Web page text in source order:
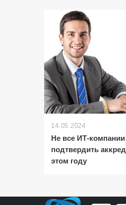
14.05.2024
Не все ИТ-
подтвердить
этом году